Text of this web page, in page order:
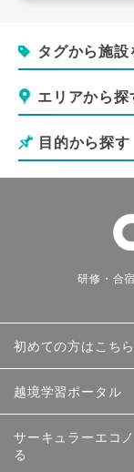
タグから施設
エリアから探
目的から探す
研修・合
初めての方はこちら
越境学習ポータル
サーキュラーエコ
る